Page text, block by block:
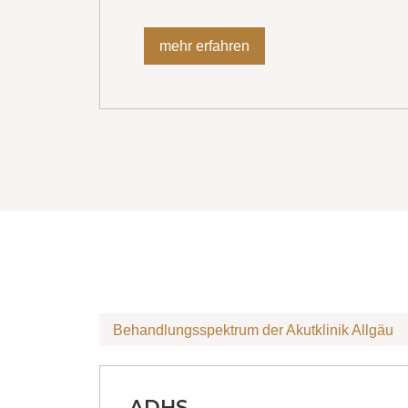
mehr erfahren
Behandlungsspektrum der Akutklinik Allgäu